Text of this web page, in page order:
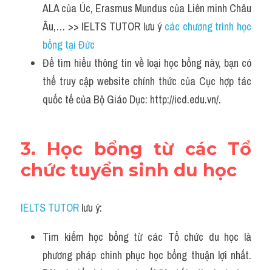
ALA của Úc, Erasmus Mundus của Liên minh Châu
Âu,… >> IELTS TUTOR lưu ý các chương trình học
bổng tại Đức
Để tìm hiểu thông tin về loại học bổng này, bạn có
thể truy cập website chính thức của Cục hợp tác
quốc tế của Bộ Giáo Dục: http://icd.edu.vn/.
3. Học bổng từ các Tổ
chức tuyển sinh du học
IELTS TUTOR lưu ý:
Tìm kiếm học bổng từ các Tổ chức du học là
phương pháp chinh phục học bổng thuận lợi nhất.